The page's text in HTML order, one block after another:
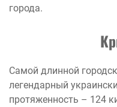
города.
Самой длинной
легендарный
протяженность – 124